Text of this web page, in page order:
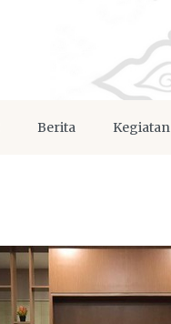
Berita Kegiatan